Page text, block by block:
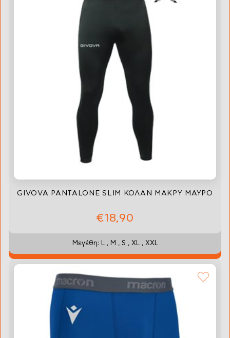
GIVOVA PANTALONE SLIM ΚΟΛΑΝ ΜΑΚΡΥ ΜΑΥΡΟ
€18,90
Μεγέθη: L , M , S , XL , XXL